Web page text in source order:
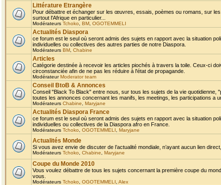
Littérature Etrangère
Pour débattre et échanger sur les œuvres, essais, poèmes ou romans, sur
surtout l'Afrique en particulier...
Modérateurs Tchoko BM OGOTEMMELI
Actualités Diaspora
ce forum est le seul où seront admis des sujets en rapport avec la situation
individuelles ou collectives des autres parties de notre Diaspora.
Modérateurs BM Chabine
Articles
Catégorie destinée à recevoir les articles piochés à travers la toile. Ceux-ci
circonstanciée afin de ne pas les réduire à l'état de propagande.
ModérateurModerator team
Conseil BtoB & Annonces
Conseil "Black To Black" entre nous, sur tous les sujets de la vie
toutes les annonces concernant les manifs, les meetings, les participations a
Modérateurs Chabine Maryjane
Actualités Diaspora France
ce forum est le seul où seront admis des sujets en rapport avec la situation
individuelles ou collectives de la Diaspora afro en France.
Modérateurs Tchoko OGOTEMMELI Maryjane
Actualités Monde
Si vous avez envie de discuter de l’actualité mondiale, n’ayant aucun lien
Modérateurs Tchoko Chabine Maryjane
Coupe du Monde 2010
Vous voulez débattre de tous les sujets concernant la première coupe du
vous.
Modérateurs Tchoko OGOTEMMELI Alex